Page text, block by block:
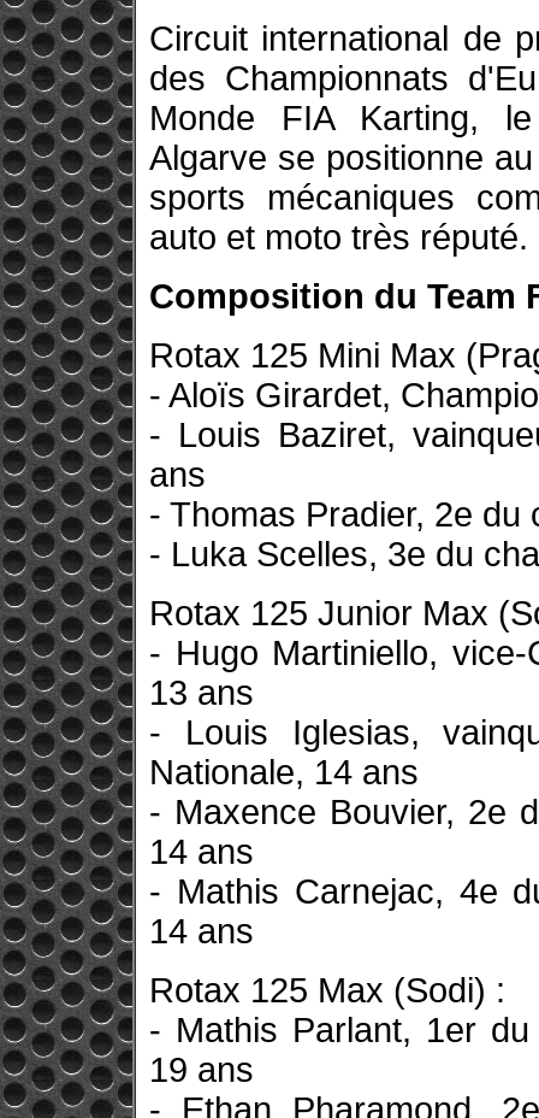
Circuit international de
des Championnats
Monde FIA Karting,
Algarve se positionne
sports mécaniques
auto et moto très réputé.
Composition du Team
Rotax 125 Mini Max
- Aloïs Girardet,
- Louis Baziret,
ans
- Thomas Pradier, 2e du
- Luka Scelles, 3e du
Rotax 125 Junior Max
- Hugo Martiniello,
13 ans
- Louis Iglesias,
Nationale, 14 ans
- Maxence Bouvier, 2e
14 ans
- Mathis Carnejac, 4e
14 ans
Rotax 125 Max (Sodi) :
- Mathis Parlant, 1er
19 ans
- Ethan Pharamond,